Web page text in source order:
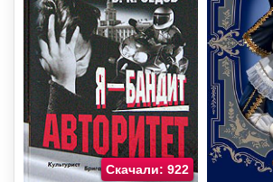
Скачали: 922